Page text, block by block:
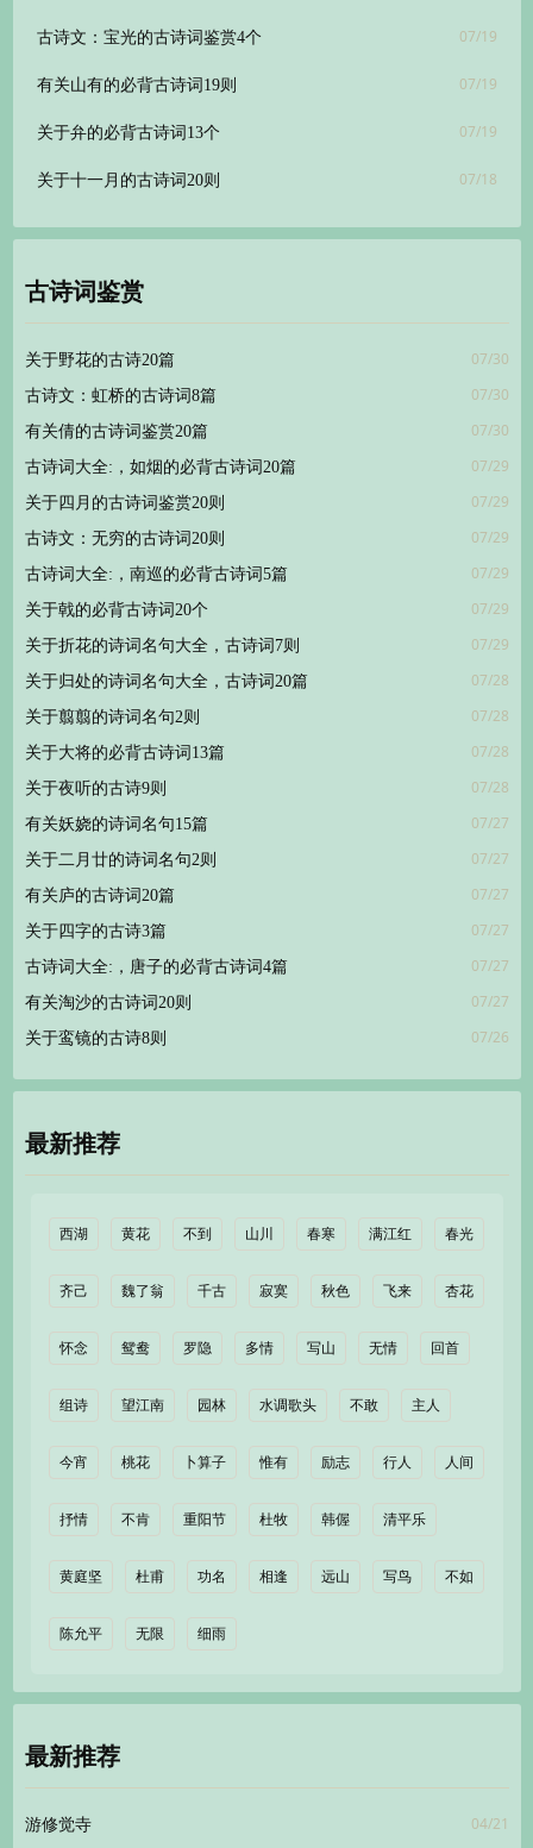
07/19
古诗文：宝光的古诗词鉴赏4个
07/19
有关山有的必背古诗词19则
07/19
关于弁的必背古诗词13个
07/18
关于十一月的古诗词20则
古诗词鉴赏
关于野花的古诗20篇 07/30
古诗文：虹桥的古诗词8篇 07/30
有关倩的古诗词鉴赏20篇 07/30
古诗词大全:，如烟的必背古诗词20篇 07/29
关于四月的古诗词鉴赏20则 07/29
古诗文：无穷的古诗词20则 07/29
古诗词大全:，南巡的必背古诗词5篇 07/29
关于戟的必背古诗词20个 07/29
关于折花的诗词名句大全，古诗词7则 07/29
关于归处的诗词名句大全，古诗词20篇 07/28
关于翦翦的诗词名句2则 07/28
关于大将的必背古诗词13篇 07/28
关于夜听的古诗9则 07/28
有关妖娆的诗词名句15篇 07/27
关于二月廿的诗词名句2则 07/27
有关庐的古诗词20篇 07/27
关于四字的古诗3篇 07/27
古诗词大全:，唐子的必背古诗词4篇 07/27
有关淘沙的古诗词20则 07/27
关于鸾镜的古诗8则 07/26
最新推荐
西湖 黄花 不到 山川 春寒 满江红 春光
齐己 魏了翁 千古 寂寞 秋色 飞来 杏花
怀念 鸳鸯 罗隐 多情 写山 无情 回首
组诗 望江南 园林 水调歌头 不敢 主人
今宵 桃花 卜算子 惟有 励志 行人 人间
抒情 不肯 重阳节 杜牧 韩偓 清平乐
黄庭坚 杜甫 功名 相逢 远山 写鸟 不如
陈允平 无限 细雨
最新推荐
游修觉寺 04/21